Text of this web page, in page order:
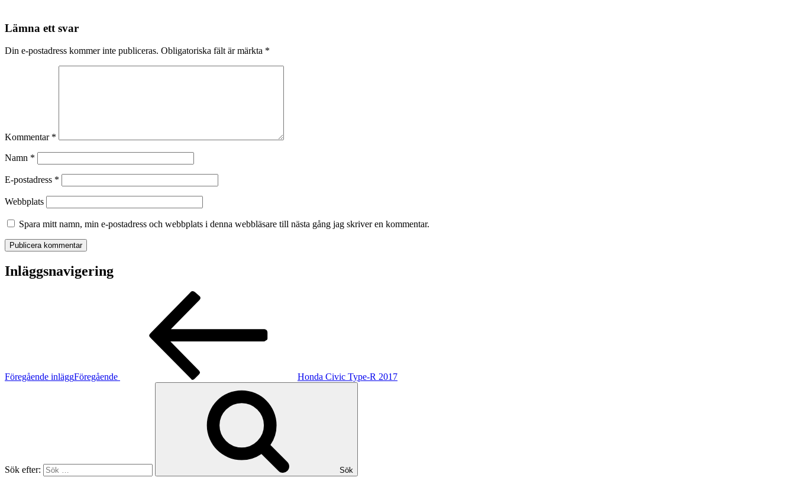
Lämna ett svar
Din e-postadress kommer inte publiceras. Obligatoriska fält är märkta *
Kommentar *
Namn *
E-postadress *
Webbplats
Spara mitt namn, min e-postadress och webbplats i denna webbläsare till nästa gång jag skriver en kommentar.
Inläggsnavigering
Föregående inläggFöregående Honda Civic Type-R 2017
Sök efter: Sök